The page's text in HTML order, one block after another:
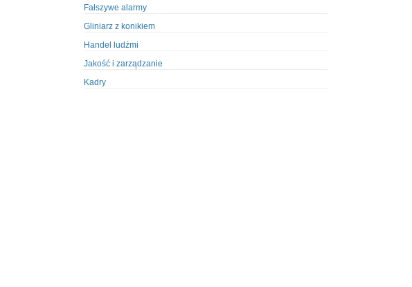
Fałszywe alarmy
Gliniarz z konikiem
Handel ludźmi
Jakość i zarządzanie
Kadry